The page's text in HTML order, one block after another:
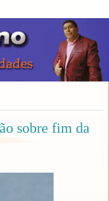
sobre fim da